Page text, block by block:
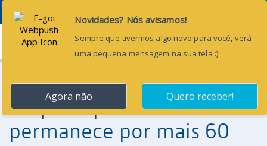
Menu
Desoneração da Folha:
Alíquota patronal de 8%
permanece por mais 60